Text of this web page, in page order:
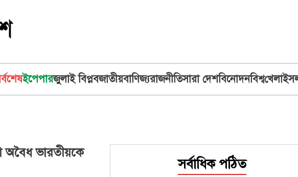
ইপেপারজুলাই বিপ্লবজাতীয়বাণিজ্যরাজনীতিসারা দেশবিনোদনবিশ্বখেলা
অবৈধ ভারতীয়কে
সর্বাধিক পঠিত